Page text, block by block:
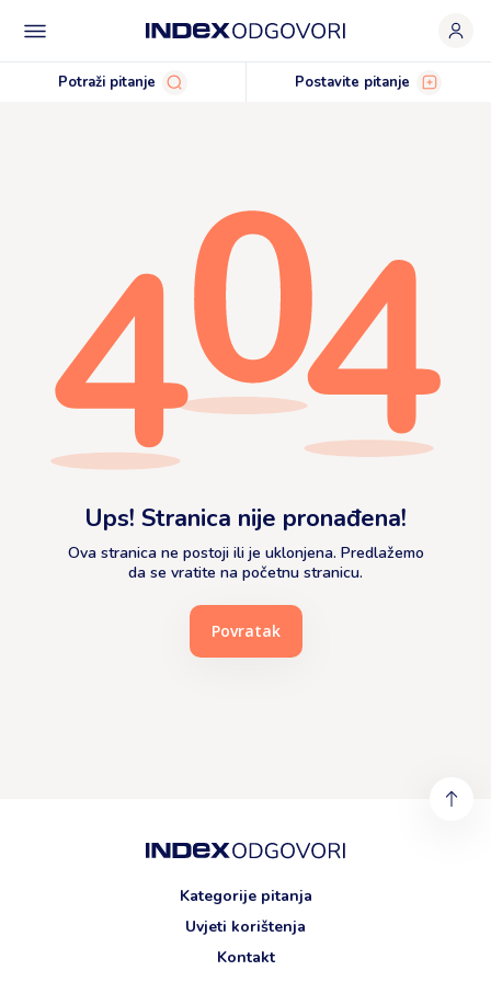
Potraži pitanje Postavite pitanje
Ups! Stranica nije pronađena!
Ova stranica ne postoji ili je uklonjena. Predlažemo
da se vratite na početnu stranicu.
Povratak
Kategorije pitanja
Uvjeti korištenja
Kontakt